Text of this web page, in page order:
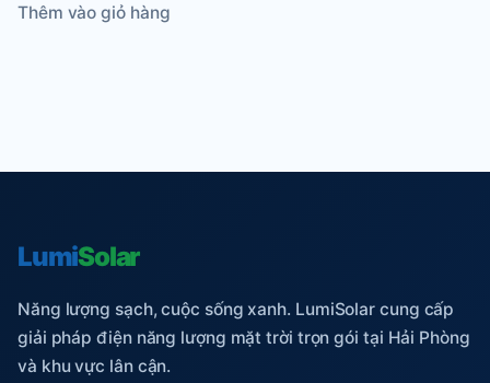
Thêm vào giỏ hàng
LumiSolar
Năng lượng sạch, cuộc sống xanh. LumiSolar cung cấp
giải pháp điện năng lượng mặt trời trọn gói tại Hải Phòng
và khu vực lân cận.